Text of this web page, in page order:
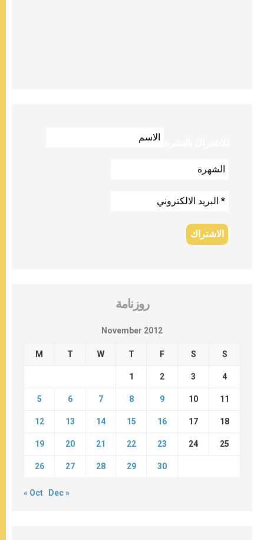
روزنامة
November 2012
M T W T F S S
1 2 3 4
5 6 7 8 9 10 11
12 13 14 15 16 17 18
19 20 21 22 23 24 25
26 27 28 29 30
« Oct Dec »